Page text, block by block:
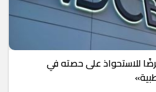
للاستحواذ على حصته في